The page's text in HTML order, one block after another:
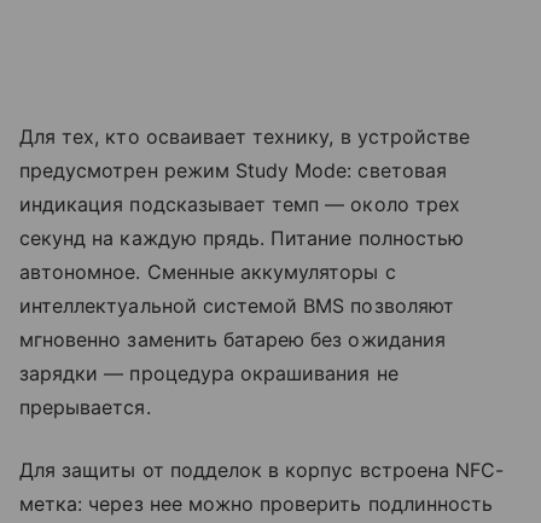
Для тех, кто осваивает технику, в устройстве
предусмотрен режим Study Mode: световая
индикация подсказывает темп — около трех
секунд на каждую прядь. Питание полностью
автономное. Сменные аккумуляторы с
интеллектуальной системой BMS позволяют
мгновенно заменить батарею без ожидания
зарядки — процедура окрашивания не
прерывается.
Для защиты от подделок в корпус встроена NFC-
метка: через нее можно проверить подлинность